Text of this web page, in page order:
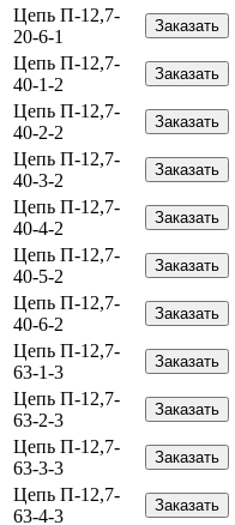
Цепь П-12,7-
20-6-1
Цепь П-12,7-
40-1-2
Цепь П-12,7-
40-2-2
Цепь П-12,7-
40-3-2
Цепь П-12,7-
40-4-2
Цепь П-12,7-
40-5-2
Цепь П-12,7-
40-6-2
Цепь П-12,7-
63-1-3
Цепь П-12,7-
63-2-3
Цепь П-12,7-
63-3-3
Цепь П-12,7-
63-4-3